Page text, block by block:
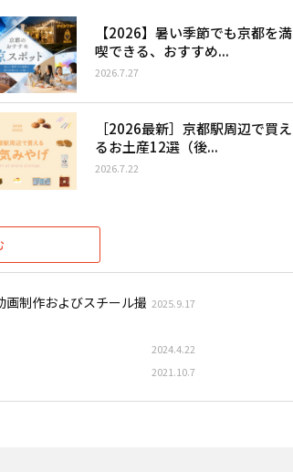
【2026】暑い季節でも京都を満
喫できる、おすすめ...
2026.7.27
［2026最新］京都駅周辺で買え
るお土産12選（後...
2026.7.22
制作およびスチール撮 2025.9.17
2024.4.22
2021.10.7